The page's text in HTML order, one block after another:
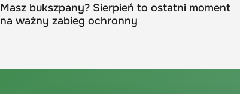
Masz bukszpany? Sierpień to ostatni moment
na ważny zabieg ochronny